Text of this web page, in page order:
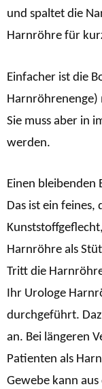
und spaltet die
Harnröhre für
Einfacher ist die
Harnröhrenenge)
Sie muss aber in
werden.
Einen bleibenden
Das ist ein feines,
Harnröhre als
Tritt die
Ihr Urologe
durchgeführt.
an. Bei längeren
Patienten als
Gewebe kann